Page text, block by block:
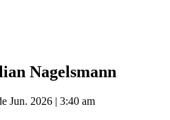
Nagelsmann
Jun. 2026 | 3:40 am